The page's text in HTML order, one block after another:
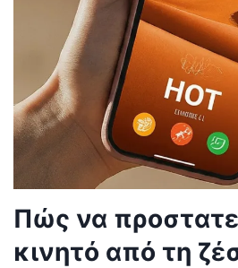
Πώς να
κινητό από τη